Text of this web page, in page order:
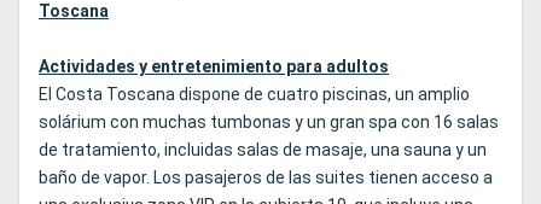
Toscana
Actividades y entretenimiento para adultos
El Costa Toscana dispone de cuatro piscinas, un amplio
solárium con muchas tumbonas y un gran spa con 16 salas
de tratamiento, incluidas salas de masaje, una sauna y un
baño de vapor. Los pasajeros de las suites tienen acceso a